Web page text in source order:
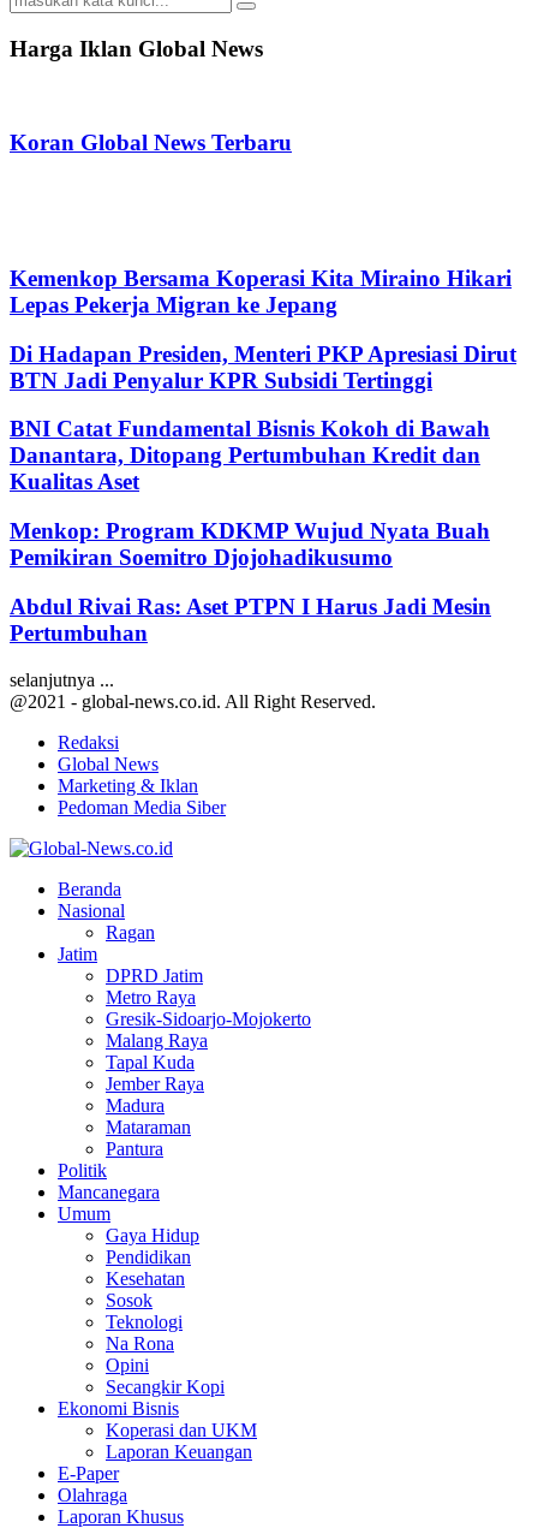
for:
Search
Harga Iklan Global News
Koran Global News Terbaru
Kemenkop Bersama Koperasi Kita Miraino Hikari
Lepas Pekerja Migran ke Jepang
Di Hadapan Presiden, Menteri PKP Apresiasi Dirut
BTN Jadi Penyalur KPR Subsidi Tertinggi
BNI Catat Fundamental Bisnis Kokoh di Bawah
Danantara, Ditopang Pertumbuhan Kredit dan
Kualitas Aset
Menkop: Program KDKMP Wujud Nyata Buah
Pemikiran Soemitro Djojohadikusumo
Abdul Rivai Ras: Aset PTPN I Harus Jadi Mesin
Pertumbuhan
selanjutnya ...
@2021 - global-news.co.id. All Right Reserved.
Redaksi
Global News
Marketing & Iklan
Pedoman Media Siber
Beranda
Nasional
Ragan
Jatim
DPRD Jatim
Metro Raya
Gresik-Sidoarjo-Mojokerto
Malang Raya
Tapal Kuda
Jember Raya
Madura
Mataraman
Pantura
Politik
Mancanegara
Umum
Gaya Hidup
Pendidikan
Kesehatan
Sosok
Teknologi
Na Rona
Opini
Secangkir Kopi
Ekonomi Bisnis
Koperasi dan UKM
Laporan Keuangan
E-Paper
Olahraga
Laporan Khusus